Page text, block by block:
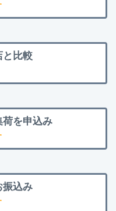
と比較
荷を申込み
振込み